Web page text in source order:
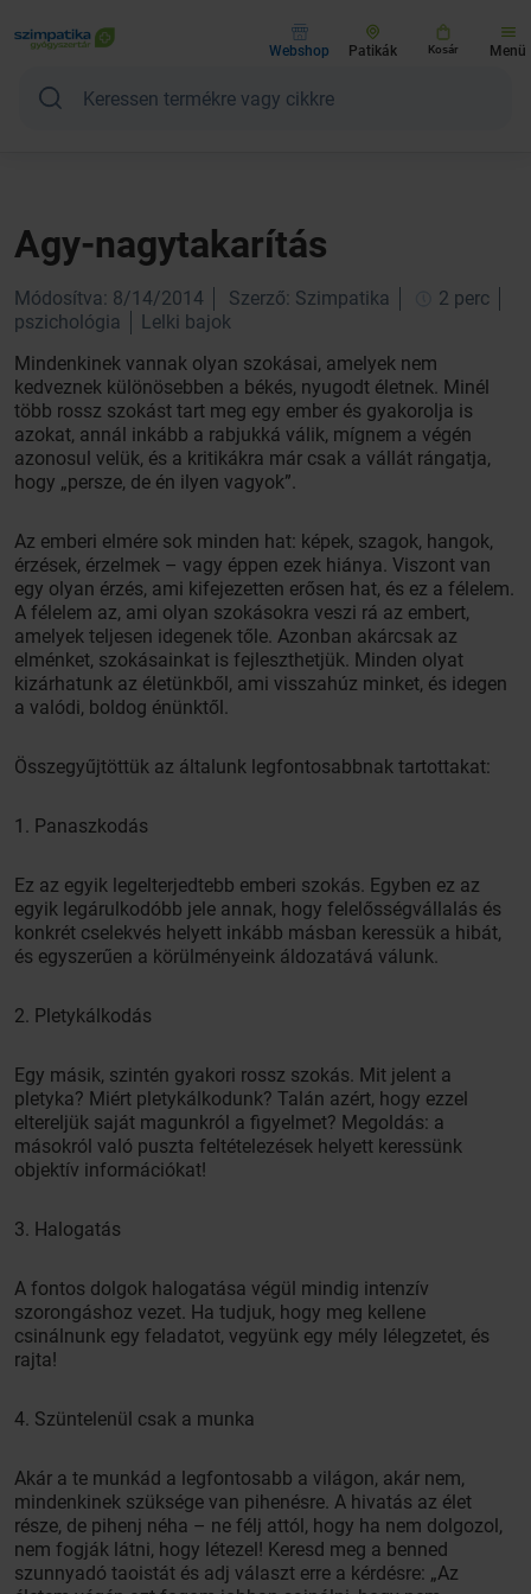
Webshop Patikák Kosár Menü
Agy-nagytakarítás
Módosítva: 8/14/2014 Szerző: Szimpatika
2 perc
pszichológia
Lelki bajok
Mindenkinek vannak olyan szokásai, amelyek nem
kedveznek különösebben a békés, nyugodt életnek. Minél
több rossz szokást tart meg egy ember és gyakorolja is
azokat, annál inkább a rabjukká válik, mígnem a végén
azonosul velük, és a kritikákra már csak a vállát rángatja,
hogy „persze, de én ilyen vagyok”.
Az emberi elmére sok minden hat: képek, szagok, hangok,
érzések, érzelmek – vagy éppen ezek hiánya. Viszont van
egy olyan érzés, ami kifejezetten erősen hat, és ez a félelem.
A félelem az, ami olyan szokásokra veszi rá az embert,
amelyek teljesen idegenek tőle. Azonban akárcsak az
elménket, szokásainkat is fejleszthetjük. Minden olyat
kizárhatunk az életünkből, ami visszahúz minket, és idegen
a valódi, boldog énünktől.
Összegyűjtöttük az általunk legfontosabbnak tartottakat:
1. Panaszkodás
Ez az egyik legelterjedtebb emberi szokás. Egyben ez az
egyik legárulkodóbb jele annak, hogy felelősségvállalás és
konkrét cselekvés helyett inkább másban keressük a hibát,
és egyszerűen a körülményeink áldozatává válunk.
2. Pletykálkodás
Egy másik, szintén gyakori rossz szokás. Mit jelent a
pletyka? Miért pletykálkodunk? Talán azért, hogy ezzel
eltereljük saját magunkról a figyelmet? Megoldás: a
másokról való puszta feltételezések helyett keressünk
objektív információkat!
3. Halogatás
A fontos dolgok halogatása végül mindig intenzív
szorongáshoz vezet. Ha tudjuk, hogy meg kellene
csinálnunk egy feladatot, vegyünk egy mély lélegzetet, és
rajta!
4. Szüntelenül csak a munka
Akár a te munkád a legfontosabb a világon, akár nem,
mindenkinek szüksége van pihenésre. A hivatás az élet
része, de pihenj néha – ne félj attól, hogy ha nem dolgozol,
nem fogják látni, hogy létezel! Keresd meg a benned
szunnyadó taoistát és adj választ erre a kérdésre: „Az